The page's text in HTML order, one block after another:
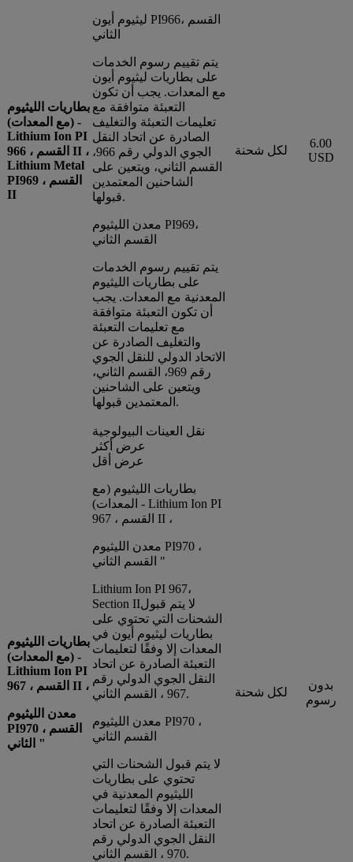
بطاريات الليثيوم
(مع المعدات) -
Lithium Ion PI
966 ، القسم II ،
Lithium Metal
PI969 ، القسم
II
ليثيوم أيون PI966، القسم
الثاني
يتم تقييم رسوم الخدمات
على بطاريات ليثيوم أيون
مع المعدات. يجب أن تكون
التعبئة متوافقة مع
تعليمات التعبئة والتغليف
الصادرة عن اتحاد النقل
الجوي الدولي رقم 966،
القسم الثاني، ويتعين على
الشاحنين المعتمدين
قبولها.
معدن الليثيوم PI969،
القسم الثاني
يتم تقييم رسوم الخدمات
على بطاريات الليثيوم
المعدنية مع المعدات. يجب
أن تكون التعبئة متوافقة
مع تعليمات التعبئة
والتغليف الصادرة عن
الاتحاد الدولي للنقل الجوي
رقم 969، القسم الثاني،
ويتعين على الشاحنين
المعتمدين قبولها.
لكل شحنة
6.00
USD
بطاريات الليثيوم
(مع المعدات) -
Lithium Ion PI
967 ، القسم II ،
معدن الليثيوم
PI970 ، القسم
الثاني "
نقل العينات البيولوجية
عرض أكثر
عرض أقل
بطاريات الليثيوم (مع
المعدات) - Lithium Ion PI
967 ، القسم II ،
معدن الليثيوم PI970 ،
القسم الثاني "
Lithium Ion PI 967،
Section IIلا يتم قبول
الشحنات التي تحتوي على
بطاريات ليثيوم أيون في
المعدات إلا وفقًا لتعليمات
التعبئة الصادرة عن اتحاد
النقل الجوي الدولي رقم
967 ، القسم الثاني.
معدن الليثيوم PI970 ،
القسم الثاني
لا يتم قبول الشحنات التي
تحتوي على بطاريات
الليثيوم المعدنية في
المعدات إلا وفقًا لتعليمات
التعبئة الصادرة عن اتحاد
النقل الجوي الدولي رقم
970 ، القسم الثاني.
لكل شحنة
بدون
رسوم